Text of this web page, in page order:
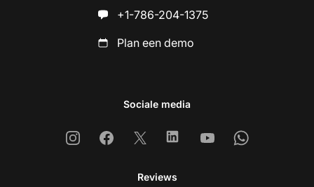
+1-786-204-1375
Plan een demo
Sociale media
InstagramFacebook
X LinkedinYoutubeWhatsapp
Reviews